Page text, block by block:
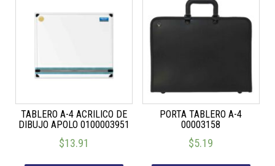
TABLERO A-4 ACRILICO DE
DIBUJO APOLO 0100003951
$13.91
PORTA TABLERO A-4
00003158
$5.19